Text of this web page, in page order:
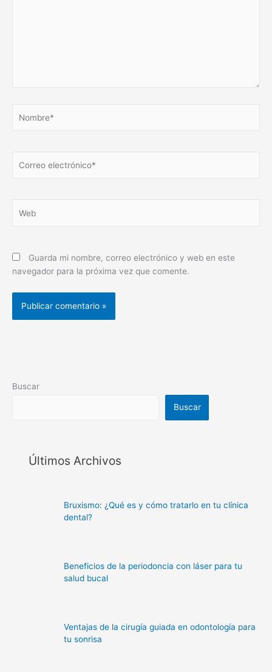
electrónico*
Guarda mi nombre, correo electrónico y web en este
navegador para la próxima vez que comente.
Buscar
Buscar
Últimos Archivos
Bruxismo: ¿Qué es y cómo tratarlo en tu clínica
dental?
Beneficios de la periodoncia con láser para tu
salud bucal
Ventajas de la cirugía guiada en odontología para
tu sonrisa